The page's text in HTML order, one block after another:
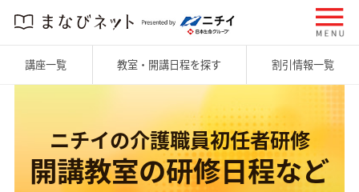
講座一覧 教室・開講日程を探す 割引情報一覧
ニチイの介護職員初任者研修
開講教室の研修日程など